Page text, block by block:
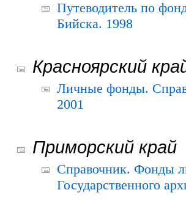
Путеводитель по
Бийска. 1998
Красноярский
Личные фонды.
2001
Приморский край
Справочник. Фонды
Государственного